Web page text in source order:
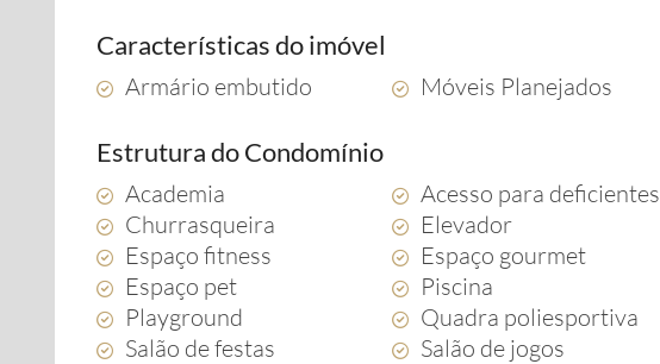
Características do imóvel
Armário embutido Móveis Planejados
Estrutura do Condomínio
Academia Acesso para deficientes
Churrasqueira
Elevador
Espaço fitness
Espaço gourmet
Espaço pet
Piscina
Playground
Quadra poliesportiva
Salão de festas
Salão de jogos